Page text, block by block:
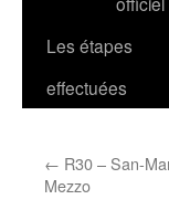
Les étapes
effectuées
← R30 – San-
Mezzo